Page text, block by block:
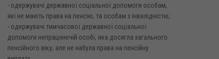
- одержувачі державної соціальної допомоги особам,
які не мають права на пенсію, та особам з інвалідністю;
- одержувачі тимчасової державної соціальної
допомоги непрацюючій особі, яка досягла загального
пенсійного віку, але не набула права на пенсійну